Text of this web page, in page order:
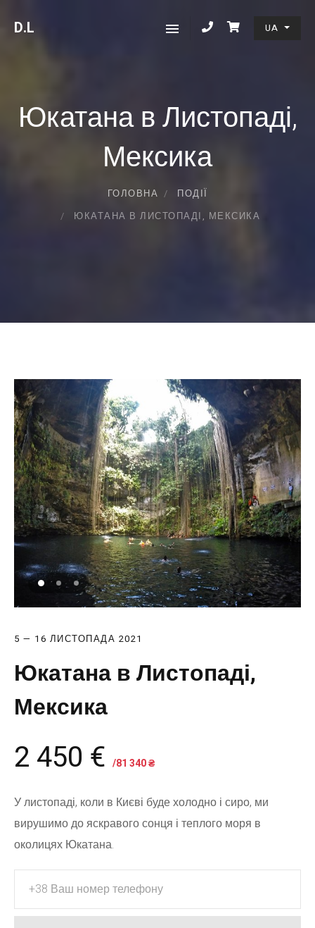
D.L UA
Юкатана в Листопаді,
Мексика
ГОЛОВНА
ПОДІЇ
ЮКАТАНА В ЛИСТОПАДІ, МЕКСИКА
5 — 16 ЛИСТОПАДА 2021
Юкатана в Листопаді,
Мексика
2 450 € /81 340 ₴
У листопаді, коли в Києві буде холодно і сиро, ми
вирушимо до яскравого сонця і теплого моря в
околицях Юкатана.